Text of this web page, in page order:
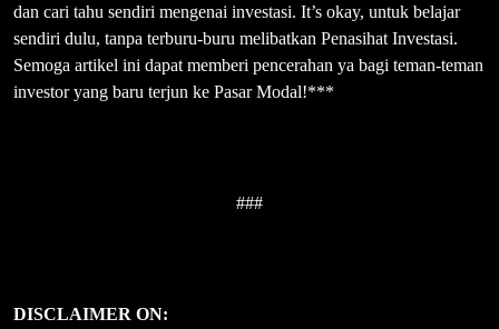
dan cari tahu sendiri mengenai investasi. It’s okay, untuk belajar
sendiri dulu, tanpa terburu-buru melibatkan Penasihat Investasi.
Semoga artikel ini dapat memberi pencerahan ya bagi teman-teman
investor yang baru terjun ke Pasar Modal!***
###
DISCLAIMER ON: